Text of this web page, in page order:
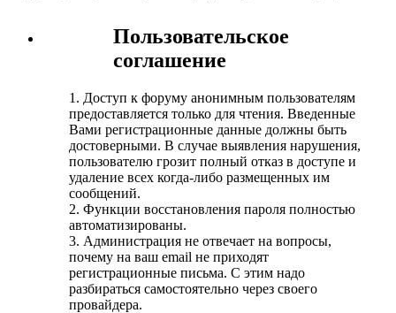
Пользовательское
соглашение
1. Доступ к форуму анонимным пользователям
предоставляется только для чтения. Введенные
Вами регистрационные данные должны быть
достоверными. В случае выявления нарушения,
пользователю грозит полный отказ в доступе и
удаление всех когда-либо размещенных им
сообщений.
2. Функции восстановления пароля полностью
автоматизированы.
3. Администрация не отвечает на вопросы,
почему на ваш email не приходят
регистрационные письма. С этим надо
разбираться самостоятельно через своего
провайдера.